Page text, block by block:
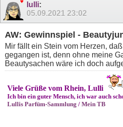
lulli:
05.09.2021 23:02
AW: Gewinnspiel -
Mir fällt ein Stein vom Herzen,
gegangen ist, denn ohne meine
Beautysachen wäre ich doch
Viele Grüße vom Rhein, Lulli
Ich bin ein guter Mensch, ich war auch
Lullis Parfüm-Sammlung / Mein TB